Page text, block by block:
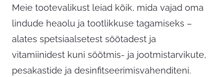
Meie tootevalikust leiad kõik, mida vajad oma
lindude heaolu ja tootlikkuse tagamiseks –
alates spetsiaalsetest söötadest ja
vitamiinidest kuni söötmis- ja jootmistarvikute,
pesakastide ja desinfitseerimisvahenditeni.